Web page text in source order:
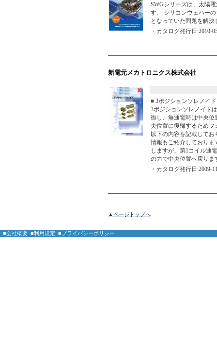
SWGシリーズは、太陽
す。 シリコンウェハー
となっていた問題を解
・カタログ発行日:2010-
新電元メカトロニクス株式会社
■ 3ポジションソレノイド
3ポジションソレノイド
御し、無通電時は中央位
央位置に復帰するため
以下の内容を記載して
情報もご紹介しており
しますが、第1コイル通
の力で中央位置へ戻りま
・カタログ発行日:2009-
▲ページトップへ
■会社概要 ■利用規定 ■プライバシーポリシー